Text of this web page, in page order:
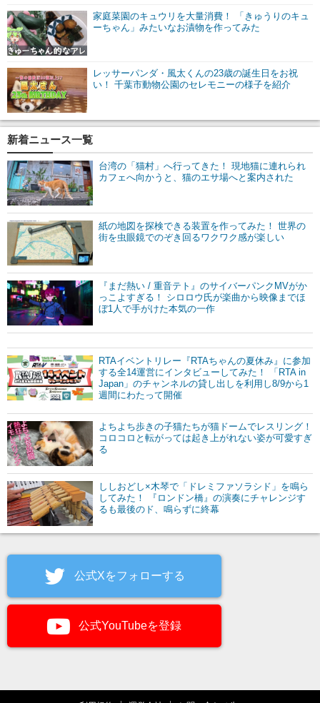
家庭菜園のキュウリを大量消費！ 「きゅうりのキュ
ーちゃん」みたいなお漬物を作ってみた
レッサーパンダ・風太くんの23歳の誕生日をお祝
い！ 千葉市動物公園のセレモニーの様子を紹介
新着ニュース一覧
台湾の「猫村」へ行ってきた！ 現地猫に連れられ
カフェへ向かうと、猫のエサ場へと案内された
紙の地図を探検できる装置を作ってみた！ 世界の
街を虫眼鏡でのぞき回るワクワク感が楽しい
『まだ熱い / 重音テト』のサイバーパンクMVがか
っこよすぎる！ シロロウ氏が楽曲から映像までほ
ぼ1人で手がけた本気の一作
RTAイベントリレー『RTAちゃんの夏休み』に参加
する全14運営にインタビューしてみた！ 「RTA in
Japan」のチャンネルの貸し出しを利用し8/9から1
週間にわたって開催
よちよち歩きの子猫たちが猫ドームでレスリング！
コロコロと転がっては起き上がれない姿が可愛すぎ
る
ししおどし×木琴で「ドレミファソラシド」を鳴ら
してみた！ 『ロンドン橋』の演奏にチャレンジす
るも最後のド、鳴らずに終幕
公式Xをフォローする
公式YouTubeを登録